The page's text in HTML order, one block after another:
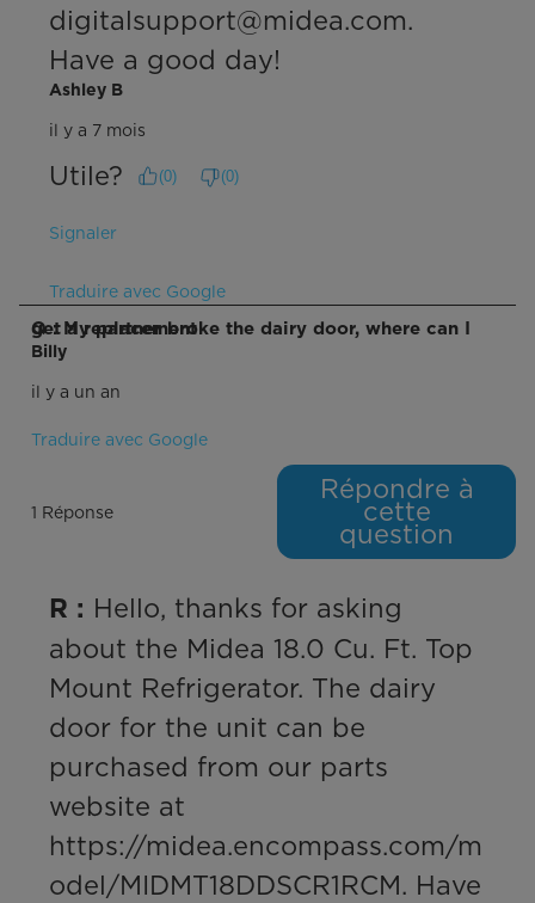
digitalsupport@midea.com.
Have a good day!
Ashley B
il y a 7 mois
Utile? (0) (0)
Signaler
Traduire avec Google
Q : My partner broke the dairy door, where can I get a replacement
Billy
il y a un an
Traduire avec Google
1 Réponse
Répondre à
cette
question
R : Hello, thanks for asking
about the Midea 18.0 Cu. Ft. Top
Mount Refrigerator. The dairy
door for the unit can be
purchased from our parts
website at
https://midea.encompass.com/m
odel/MIDMT18DDSCR1RCM. Have